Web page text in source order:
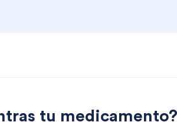
tu medicamento?